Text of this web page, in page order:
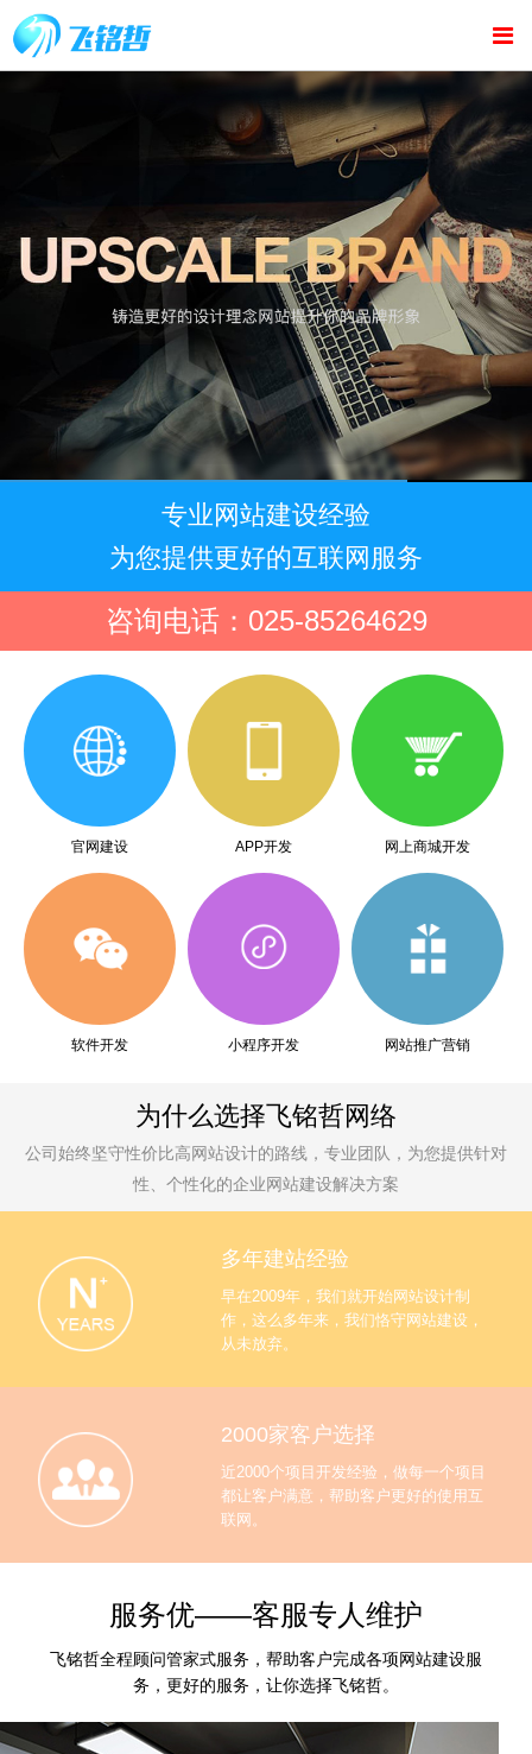
专业网站建设经验
为您提供更好的互联网服务
咨询电话：025-85264629
官网建设 APP开发 网上商城开发
软件开发 小程序开发 网站推广营销
为什么选择飞铭哲网络
公司始终坚守性价比高网站设计的路线，专业团队，为您提供针对
性、个性化的企业网站建设解决方案
多年建站经验
早在2009年，我们就开始网站设计制
作，这么多年来，我们恪守网站建设，
从未放弃。
2000家客户选择
近2000个项目开发经验，做每一个项目
都让客户满意，帮助客户更好的使用互
联网。
服务优——客服专人维护
飞铭哲全程顾问管家式服务，帮助客户完成各项网站建设服
务，更好的服务，让你选择飞铭哲。